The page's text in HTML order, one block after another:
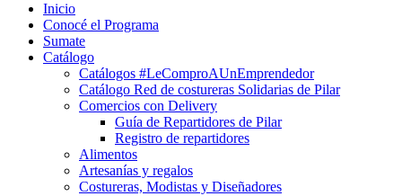
Inicio
Conocé el Programa
Sumate
Catálogo
Catálogos #LeComproAUnEmprendedor
Catálogo Red de costureras Solidarias de Pilar
Comercios con Delivery
Guía de Repartidores de Pilar
Registro de repartidores
Alimentos
Artesanías y regalos
Costureras, Modistas y Diseñadores